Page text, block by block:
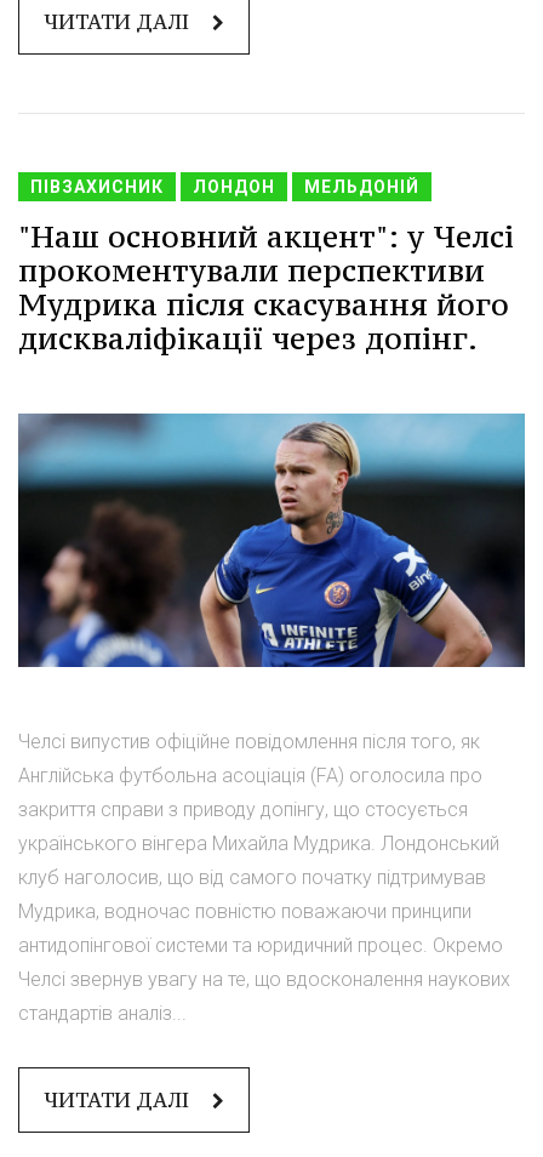
ЧИТАТИ ДАЛІ
ПІВЗАХИСНИК ЛОНДОН МЕЛЬДОНІЙ
"Наш основний акцент": у Челсі
прокоментували перспективи
Мудрика після скасування його
дискваліфікації через допінг.
Челсі випустив офіційне повідомлення після того, як
Англійська футбольна асоціація (FA) оголосила про
закриття справи з приводу допінгу, що стосується
українського вінгера Михайла Мудрика. Лондонський
клуб наголосив, що від самого початку підтримував
Мудрика, водночас повністю поважаючи принципи
антидопінгової системи та юридичний процес. Окремо
Челсі звернув увагу на те, що вдосконалення наукових
стандартів аналіз...
ЧИТАТИ ДАЛІ